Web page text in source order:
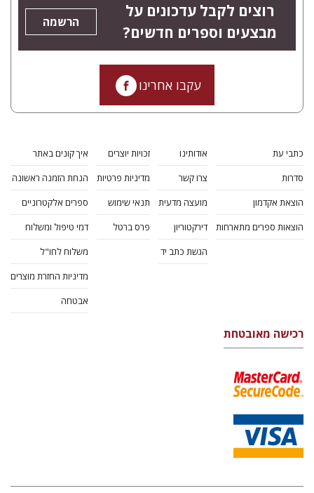
רוצים לקבל עדכונים על
מבצעים וספרים חדשים?
הרשמה
עקבו אחרינו
כתבי עת
סדרות
הוצאת אקדמון
הוצאות ספרים מתארחות
אודותינו
צרו קשר
מועצה מדעית
דירקטוריון
הגשת כתב יד
זכויות יוצרים
מדיניות פרטיות
תנאי שימוש
פרס ברטל
איך קונים באתר
הנחת הזמנה ראשונה
ספרים אלקטרוניים
דמי טיפול ומשלוח
משלוח לחו"ל
מדיניות החזרת מוצרים
אבטחה
רכישה מאובטחת